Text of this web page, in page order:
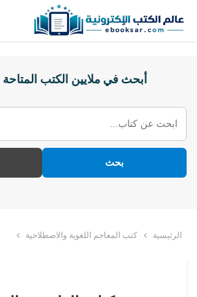
أبحث في ملايين الكتب
بحث
الرئيسية كتب المعاجم اللغوية والاصطلاحية